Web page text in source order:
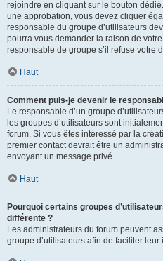
rejoindre en cliquant sur le bouton
une approbation, vous devez cliquer
responsable du groupe d’utilisateurs
pourra vous demander la raison de
responsable de groupe s’il refuse votre
Haut
Comment puis-je devenir le
Le responsable d’un groupe
les groupes d’utilisateurs sont
forum. Si vous êtes intéressé par la
premier contact devrait être un
envoyant un message privé.
Haut
Pourquoi certains groupes
différente ?
Les administrateurs du forum peuvent
groupe d’utilisateurs afin de faciliter leur